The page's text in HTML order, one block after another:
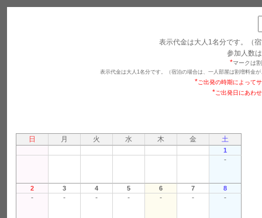
表示代金は大人1名分です。（
参加人数は
*マークは
表示代金は大人1名分です。（宿泊の場合は、一人部屋は割増料金
*ご出発の時期によって
*ご出発日にあわ
日 月 火 水 木 金 土
1
-
2 3 4 5 6 7 8
- - - - - - -